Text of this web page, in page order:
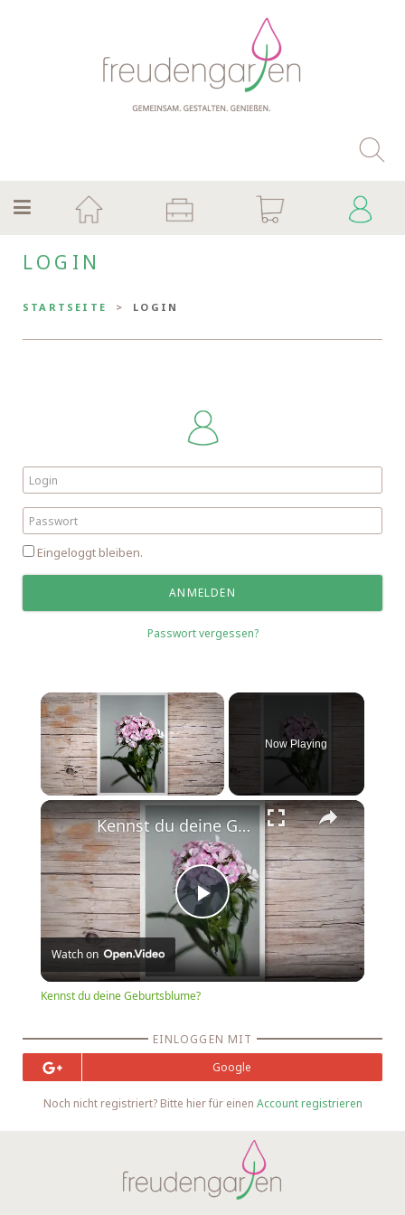
LOGIN
STARTSEITE LOGIN
Eingeloggt bleiben.
Passwort vergessen?
Now Playing
Play
Video
Kennst du deine Geburtsblume?
Watch on
Kennst du deine Geburtsblume?
EINLOGGEN MIT
Google
Noch nicht registriert? Bitte hier für einen Account registrieren